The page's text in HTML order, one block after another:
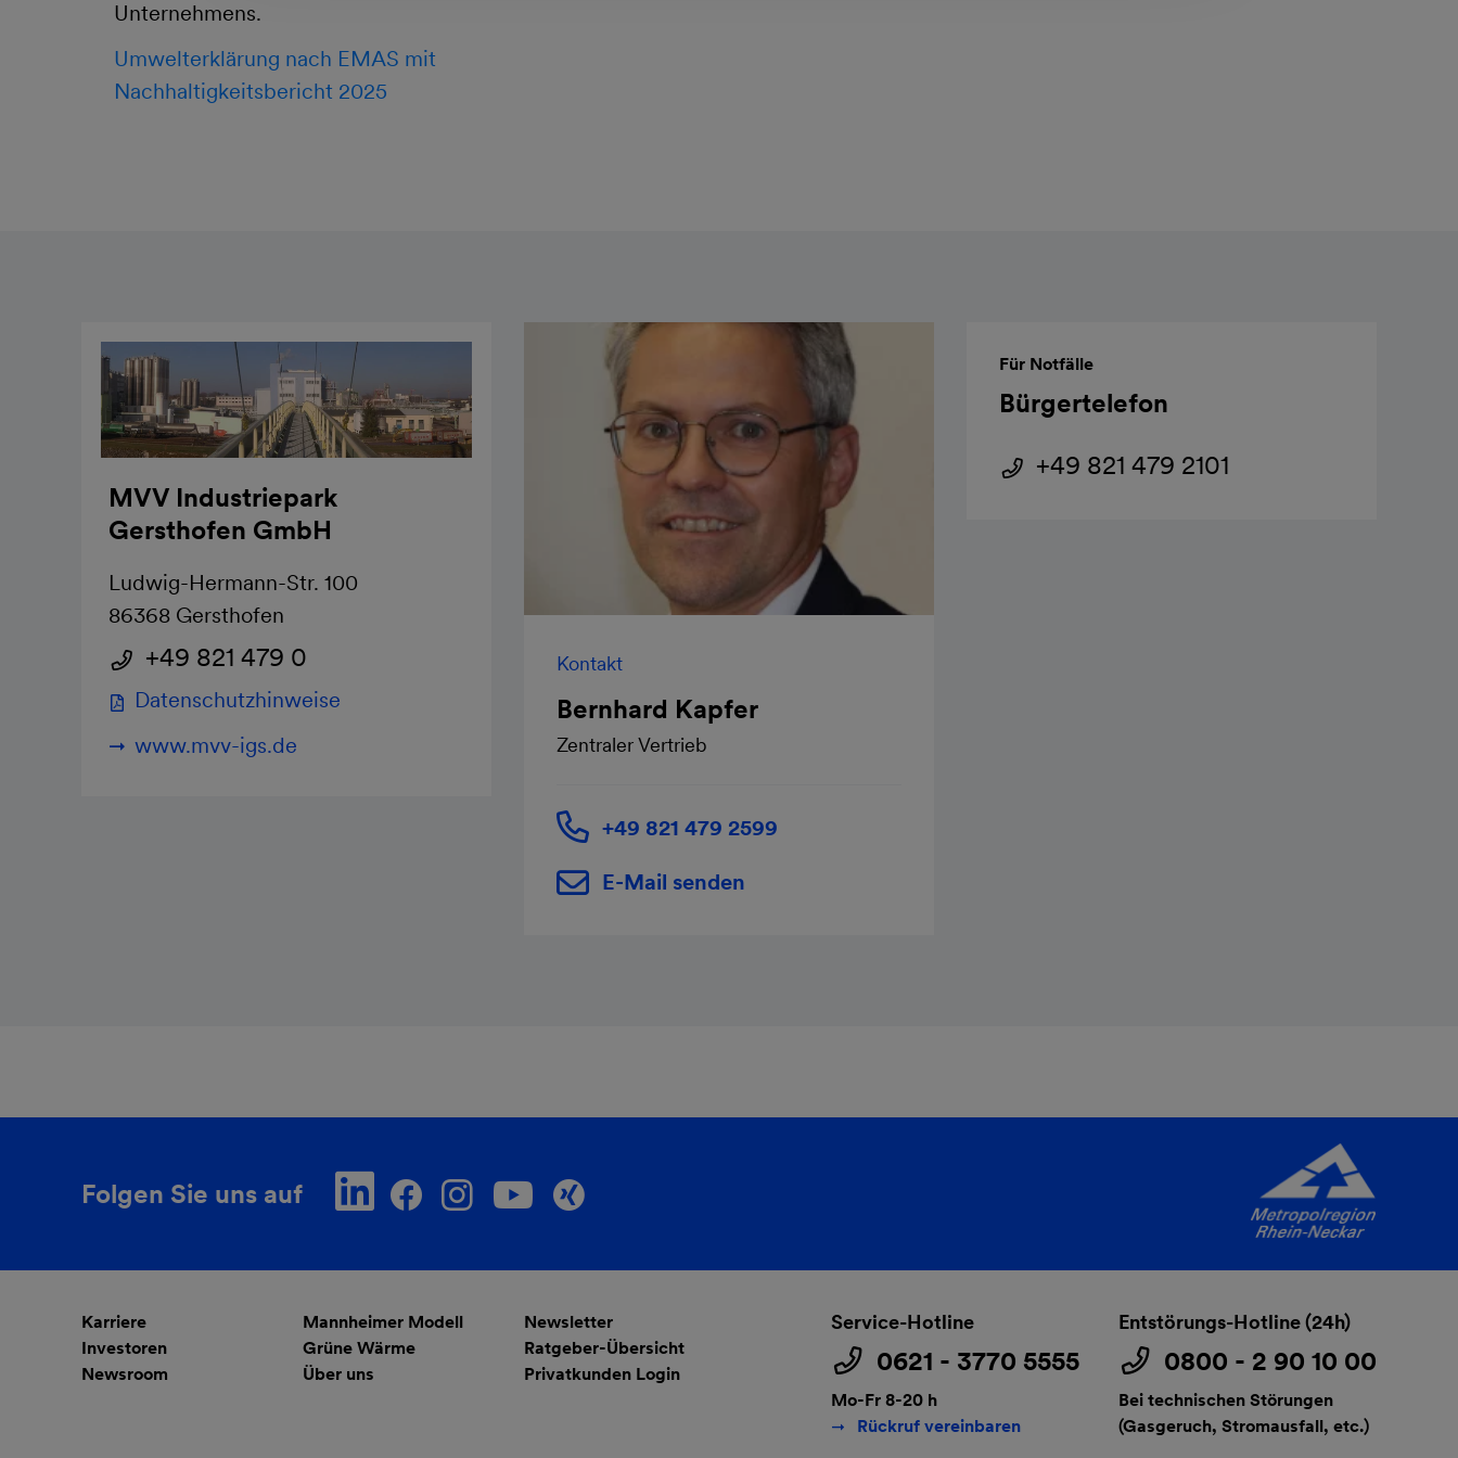
Unternehmens.
Umwelterklärung nach EMAS mit
Nachhaltigkeitsbericht 2025
MVV Industriepark
Gersthofen GmbH
Ludwig-Hermann-Str. 100
86368 Gersthofen
+49 821 479 0
Datenschutzhinweise
www.mvv-igs.de
Kontakt
Bernhard Kapfer
Zentraler Vertrieb
+49 821 479 2599
E-Mail senden
Für Notfälle
Bürgertelefon
+49 821 479 2101
Folgen Sie uns auf
Karriere
Investoren
Newsroom
Mannheimer Modell
Grüne Wärme
Über uns
Newsletter
Ratgeber-Übersicht
Privatkunden Login
Service-Hotline
0621 - 3770 5555
Mo-Fr 8-20 h
Rückruf vereinbaren
Entstörungs-Hotline (24h)
0800 - 2 90 10 00
Bei technischen Störungen
(Gasgeruch, Stromausfall, etc.)